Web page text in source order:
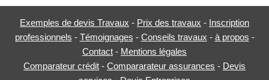
Exemples de devis Travaux - Prix des travaux - Inscription
professionnels - Témoignages - Conseils travaux - à propos -
Contact - Mentions légales
Comparateur crédit - Compararateur assurances - Devis